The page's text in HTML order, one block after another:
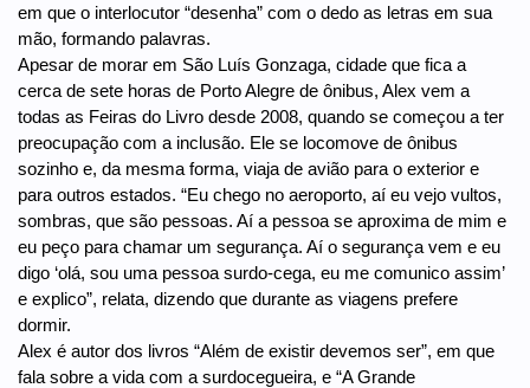
em que o interlocutor “desenha” com o dedo as letras em sua
mão, formando palavras.
Apesar de morar em São Luís Gonzaga, cidade que fica a
cerca de sete horas de Porto Alegre de ônibus, Alex vem a
todas as Feiras do Livro desde 2008, quando se começou a ter
preocupação com a inclusão. Ele se locomove de ônibus
sozinho e, da mesma forma, viaja de avião para o exterior e
para outros estados. “Eu chego no aeroporto, aí eu vejo vultos,
sombras, que são pessoas. Aí a pessoa se aproxima de mim e
eu peço para chamar um segurança. Aí o segurança vem e eu
digo ‘olá, sou uma pessoa surdo-cega, eu me comunico assim’
e explico”, relata, dizendo que durante as viagens prefere
dormir.
Alex é autor dos livros “Além de existir devemos ser”, em que
fala sobre a vida com a surdocegueira, e “A Grande